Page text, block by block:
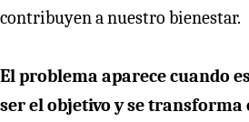
contribuyen a nuestro bienestar.
El problema aparece cuando
ser el objetivo y se transforma